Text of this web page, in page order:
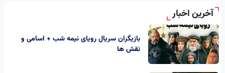
آخرین اخبار
بازیگران سریال رویای نیمه شب + اسامی و
نقش ها